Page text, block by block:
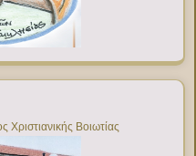
Βοιωτίας